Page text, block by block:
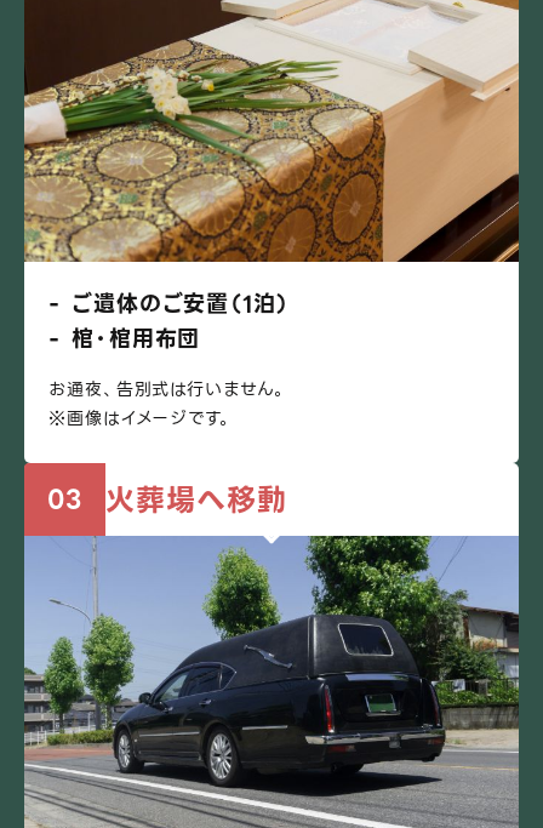
ご遺体のご安置（1泊）
棺・棺用布団
お通夜、告別式は行いません。
※画像はイメージです。
火葬場へ移動